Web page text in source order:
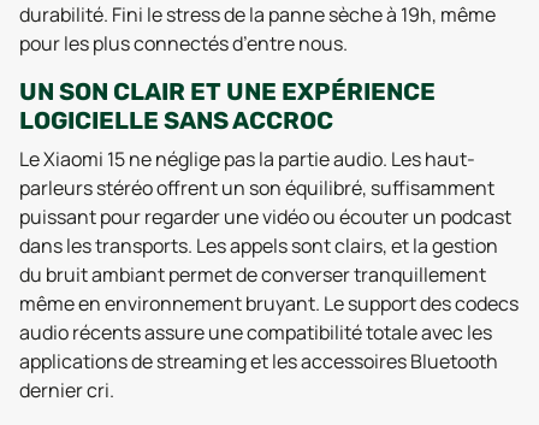
durabilité. Fini le stress de la panne sèche à 19h, même
pour les plus connectés d’entre nous.
UN SON CLAIR ET UNE EXPÉRIENCE
LOGICIELLE SANS ACCROC
Le Xiaomi 15 ne néglige pas la partie audio. Les haut-
parleurs stéréo offrent un son équilibré, suffisamment
puissant pour regarder une vidéo ou écouter un podcast
dans les transports. Les appels sont clairs, et la gestion
du bruit ambiant permet de converser tranquillement
même en environnement bruyant. Le support des codecs
audio récents assure une compatibilité totale avec les
applications de streaming et les accessoires Bluetooth
dernier cri.